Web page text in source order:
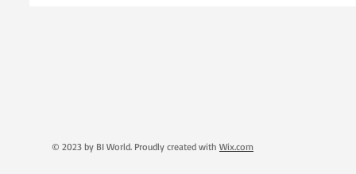
© 2023 by BI World. Proudly created with Wix.com